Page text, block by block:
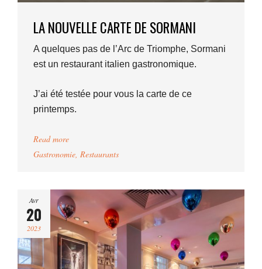
LA NOUVELLE CARTE DE SORMANI
A quelques pas de l’Arc de Triomphe, Sormani
est un restaurant italien gastronomique.
J’ai été testée pour vous la carte de ce
printemps.
Read more
Gastronomie, Restaurants
Avr
20
2023